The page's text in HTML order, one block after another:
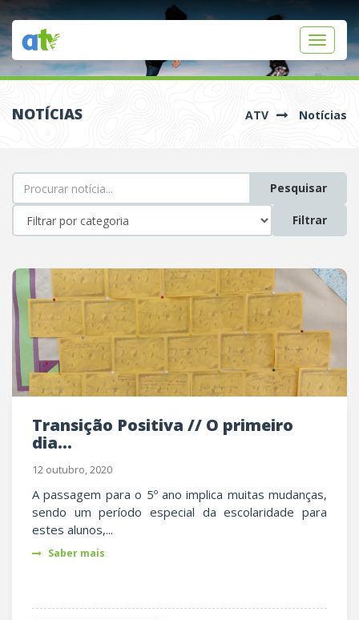
Toggle
NOTÍCIAS ATV Notícias
Pesquisar
Filtrar
Transição Positiva // O primeiro
dia...
12 outubro, 2020
A passagem para o 5º ano implica muitas mudanças,
sendo um período especial da escolaridade para
estes alunos,...
Saber mais